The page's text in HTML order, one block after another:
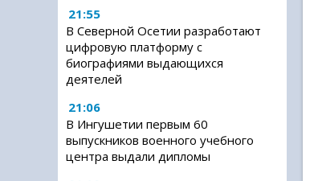
21:55
В Северной Осетии разработают
цифровую платформу с
биографиями выдающихся
деятелей
21:06
В Ингушетии первым 60
выпускников военного учебного
центра выдали дипломы